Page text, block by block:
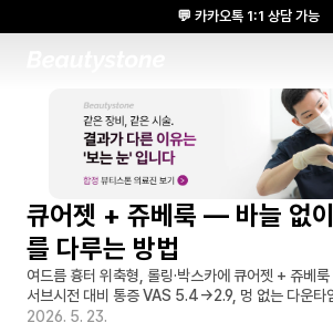
큐어젯 + 쥬베룩 — 바늘 없
를 다루는 방법
여드름 흉터 위축형, 롤링·박스카에 큐어젯 + 쥬베
서브시전 대비 통증 VAS 5.4→2.9, 멍 없는 다운타
2026. 5. 23.
💬 카카오톡 1:1 상담 가능
🌸 뷰티스톤의원 메디톡스 방콕 Cadaver